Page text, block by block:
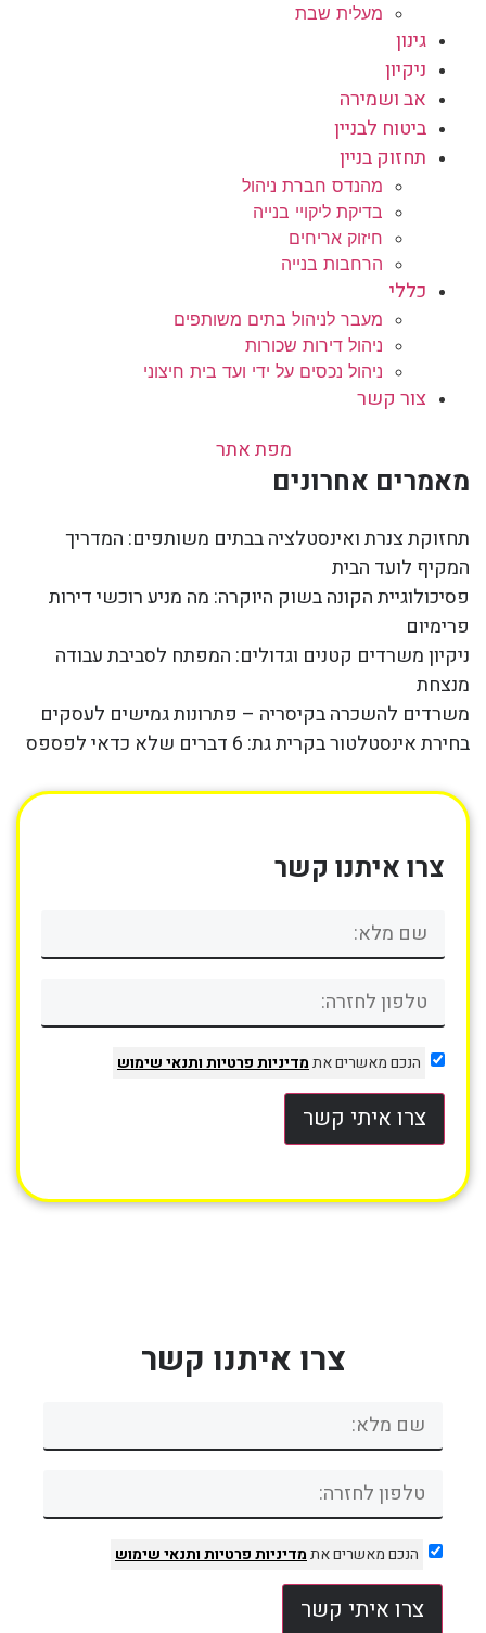
מעלית שבת
גינון
ניקיון
אב ושמירה
ביטוח לבניין
תחזוק בניין
מהנדס חברת ניהול
בדיקת ליקויי בנייה
חיזוק אריחים
הרחבות בנייה
כללי
מעבר לניהול בתים משותפים
ניהול דירות שכורות
ניהול נכסים על ידי ועד בית חיצוני
צור קשר
מפת אתר
מאמרים אחרונים
תחזוקת צנרת ואינסטלציה בבתים משותפים: המדריך
המקיף לועד הבית
פסיכולוגיית הקונה בשוק היוקרה: מה מניע רוכשי דירות
פרימיום
ניקיון משרדים קטנים וגדולים: המפתח לסביבת עבודה
מנצחת
משרדים להשכרה בקיסריה – פתרונות גמישים לעסקים
בחירת אינסטלטור בקרית גת: 6 דברים שלא כדאי לפספס
צרו איתנו קשר
הנכם מאשרים אתמדיניות פרטיותותנאי שימוש
צרו איתי קשר
צרו איתנו קשר
הנכם מאשרים אתמדיניות פרטיותותנאי שימוש
צרו איתי קשר